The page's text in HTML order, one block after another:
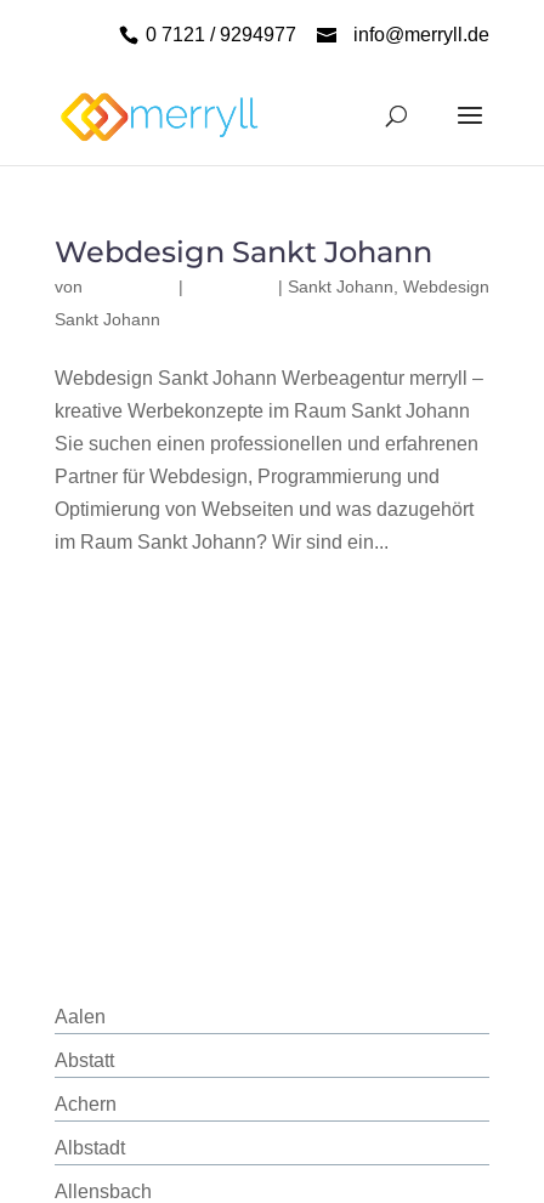
0 7121 / 9294977 info@merryll.de
Webdesign Sankt Johann
von | | Sankt Johann Webdesign
Sankt Johann
Webdesign Sankt Johann Werbeagentur merryll –
kreative Werbekonzepte im Raum Sankt Johann
Sie suchen einen professionellen und erfahrenen
Partner für Webdesign, Programmierung und
Optimierung von Webseiten und was dazugehört
im Raum Sankt Johann? Wir sind ein...
Aalen
Abstatt
Achern
Albstadt
Allensbach